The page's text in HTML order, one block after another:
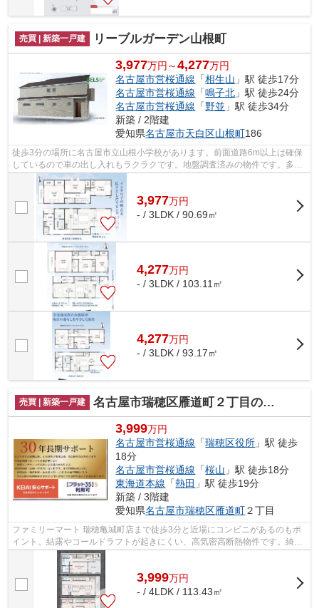
売買 | 新築一戸建 リーブルガーデン山根町
3,977万円～4,277万円
名古屋市営桜通線 「相生山 」駅 徒歩17分
名古屋市営桜通線 「鳴子北 」駅 徒歩24分
名古屋市営桜通線 「野並 」駅 徒歩34分
新築 / 2階建
愛知県名古屋市天白区山根町186
徒歩3分の場所に名古屋市立山根小学校があります。前面道路6m以上は確保
しているので車の出し入れもラクラクです。地盤調査済みの物件です。多く
の方からこだわり条件でいただく新築戸...
3,977万円
- / 3LDK / 90.69㎡
4,277万円
- / 3LDK / 103.11㎡
4,277万円
- / 3LDK / 93.17㎡
売買 | 新築一戸建 名古屋市瑞穂区雁道町２丁目の新築一戸建
3,999万円
名古屋市営桜通線 「瑞穂区役所 」駅 徒歩
18分
名古屋市営桜通線 「桜山 」駅 徒歩18分
東海道本線 「熱田 」駅 徒歩19分
新築 / 3階建
愛知県名古屋市瑞穂区雁道町２丁目
ファミリーマート 瑞穂亀城町店まで徒歩3分と近場にコンビニがあるのもポ
イント。結露やコールドラフトが起きにくい、高気密高断熱物件です。綺麗
で清潔感のある室内が新築戸建ての特...
3,999万円
- / 4LDK / 113.43㎡